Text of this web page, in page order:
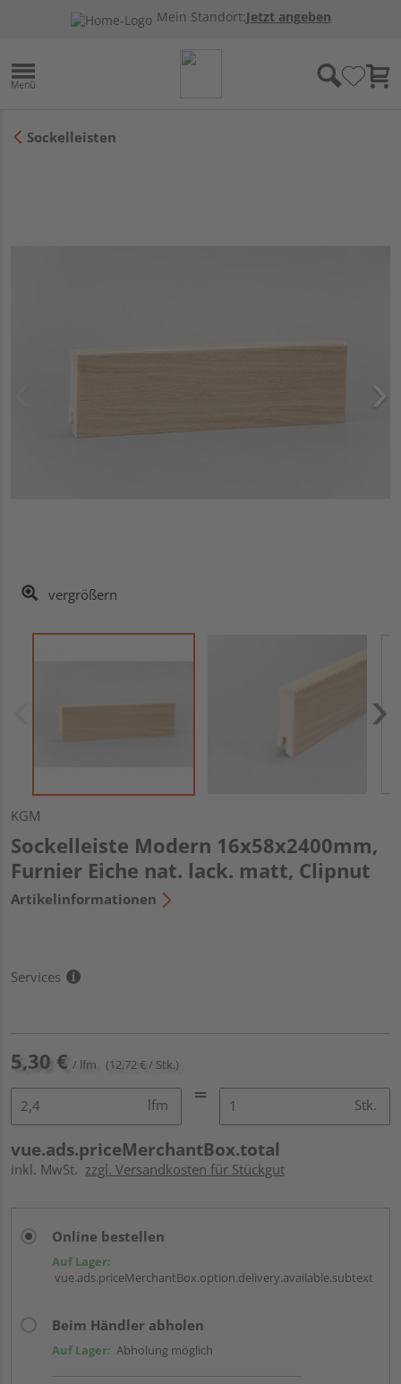
Mein Standort:Jetzt angeben
Sockelleisten
vergrößern
KGM
Sockelleiste Modern 16x58x2400mm,
Furnier Eiche nat. lack. matt, Clipnut
Artikelinformationen
Services
5,30 € / lfm (12,72 € / Stk.)
lfm Stk.
vue.ads.priceMerchantBox.total
inkl. MwSt. zzgl. Versandkosten für Stückgut
Online bestellen
Auf Lager:
vue.ads.priceMerchantBox.option.delivery.available.subtext
Beim Händler abholen
Auf Lager: Abholung möglich